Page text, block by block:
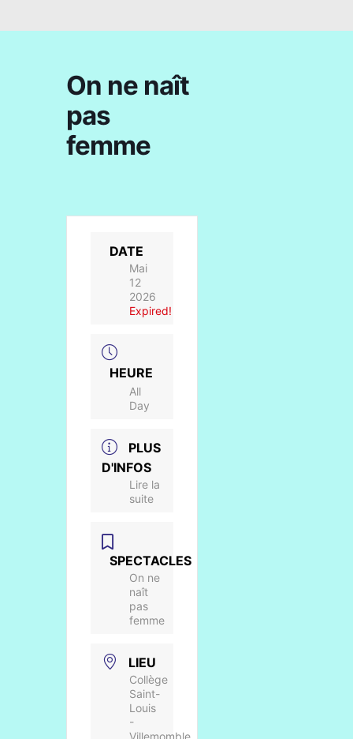
On ne naît
pas
femme
DATE
Mai
12
2026
Expired!
HEURE
All
Day
PLUS
D'INFOS
Lire la
suite
SPECTACLES
On ne
naît
pas
femme
LIEU
Collège
Saint-
Louis
-
Villemomble